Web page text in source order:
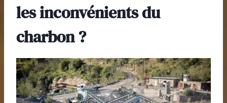
les inconvénients du
charbon ?